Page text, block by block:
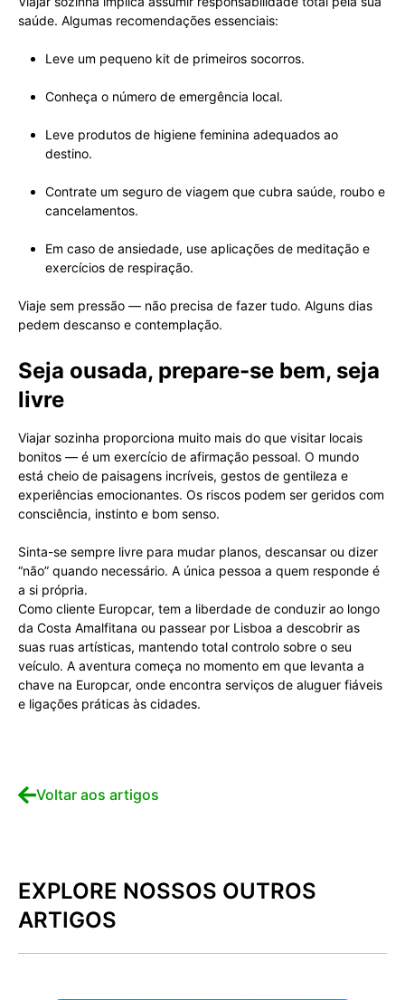
saúde. Algumas recomendações essenciais:
Leve um pequeno kit de primeiros socorros.
Conheça o número de emergência local.
Leve produtos de higiene feminina adequados ao
destino.
Contrate um seguro de viagem que cubra saúde, roubo e
cancelamentos.
Em caso de ansiedade, use aplicações de meditação e
exercícios de respiração.
Viaje sem pressão — não precisa de fazer tudo. Alguns dias
pedem descanso e contemplação.
Seja ousada, prepare-se bem, seja
livre
Viajar sozinha proporciona muito mais do que visitar locais
bonitos — é um exercício de afirmação pessoal. O mundo
está cheio de paisagens incríveis, gestos de gentileza e
experiências emocionantes. Os riscos podem ser geridos com
consciência, instinto e bom senso.
Sinta-se sempre livre para mudar planos, descansar ou dizer
“não” quando necessário. A única pessoa a quem responde é
a si própria.
Como cliente Europcar, tem a liberdade de conduzir ao longo
da Costa Amalfitana ou passear por Lisboa a descobrir as
suas ruas artísticas, mantendo total controlo sobre o seu
veículo. A aventura começa no momento em que levanta a
chave na Europcar, onde encontra serviços de aluguer fiáveis
e ligações práticas às cidades.
Voltar aos artigos
EXPLORE NOSSOS OUTROS
ARTIGOS